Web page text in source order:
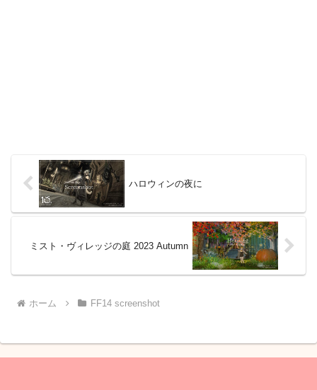
ハロウィンの夜に
ミスト・ヴィレッジの庭 2023 Autumn
ホーム FF14 screenshot